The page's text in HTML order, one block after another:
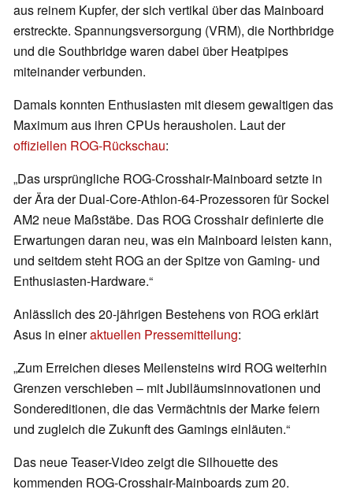
aus reinem Kupfer, der sich vertikal über das Mainboard
erstreckte. Spannungsversorgung (VRM), die Northbridge
und die Southbridge waren dabei über Heatpipes
miteinander verbunden.
Damals konnten Enthusiasten mit diesem gewaltigen das
Maximum aus ihren CPUs herausholen. Laut der
offiziellen ROG-Rückschau:
„Das ursprüngliche ROG-Crosshair-Mainboard setzte in
der Ära der Dual-Core-Athlon-64-Prozessoren für Sockel
AM2 neue Maßstäbe. Das ROG Crosshair definierte die
Erwartungen daran neu, was ein Mainboard leisten kann,
und seitdem steht ROG an der Spitze von Gaming- und
Enthusiasten-Hardware.“
Anlässlich des 20-jährigen Bestehens von ROG erklärt
Asus in eineraktuellen Pressemitteilung:
„Zum Erreichen dieses Meilensteins wird ROG weiterhin
Grenzen verschieben – mit Jubiläumsinnovationen und
Sondereditionen, die das Vermächtnis der Marke feiern
und zugleich die Zukunft des Gamings einläuten.“
Das neue Teaser-Video zeigt die Silhouette des
kommenden ROG-Crosshair-Mainboards zum 20.